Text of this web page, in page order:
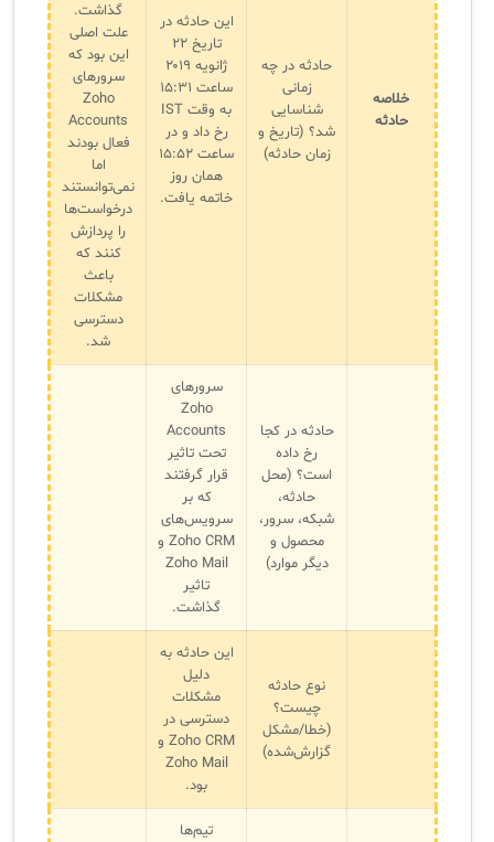
خلاصه
حادثه
حادثه در چه
زمانی
شناسایی
شد؟ (تاریخ و
زمان حادثه)
این حادثه در
تاریخ ۲۲
ژانویه ۲۰۱۹
ساعت ۱۵:۳۱
به وقت IST
رخ داد و در
ساعت ۱۵:۵۲
همان روز
خاتمه یافت.
گذاشت.
علت اصلی
این بود که
سرورهای
Zoho
Accounts
فعال بودند
اما
نمی‌توانستند
درخواست‌ها
را پردازش
کنند که
باعث
مشکلات
دسترسی
شد.
حادثه در کجا
رخ داده
است؟ (محل
حادثه،
شبکه، سرور،
محصول و
دیگر موارد)
سرورهای
Zoho
Accounts
تحت تاثیر
قرار گرفتند
که بر
سرویس‌های
Zoho CRM و
Zoho Mail
تاثیر
گذاشت.
نوع حادثه
چیست؟
(خطا/مشکل
گزارش‌شده)
این حادثه به
دلیل
مشکلات
دسترسی در
Zoho CRM و
Zoho Mail
بود.
تیم‌ها